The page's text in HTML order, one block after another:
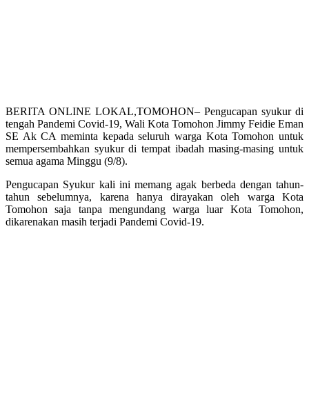
BERITA ONLINE LOKAL,TOMOHON– Pengucapan syukur di
tengah Pandemi Covid-19, Wali Kota Tomohon Jimmy Feidie Eman
SE Ak CA meminta kepada seluruh warga Kota Tomohon untuk
mempersembahkan syukur di tempat ibadah masing-masing untuk
semua agama Minggu (9/8).
Pengucapan Syukur kali ini memang agak berbeda dengan tahun-
tahun sebelumnya, karena hanya dirayakan oleh warga Kota
Tomohon saja tanpa mengundang warga luar Kota Tomohon,
dikarenakan masih terjadi Pandemi Covid-19.